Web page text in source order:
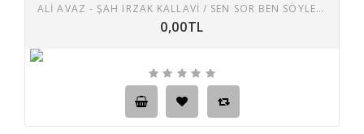
ALİ AVAZ - ŞAH IRZAK KALLAVI / SEN SOR BEN SÖYLEYIM
0,00TL